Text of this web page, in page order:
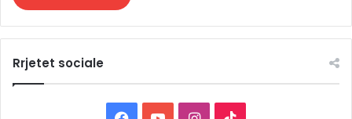
Rrjetet sociale